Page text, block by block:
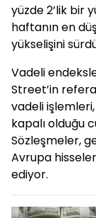
yüzde 2’lik bir
haftanın en
yükselişini
Vadeli
Street’in
vadeli
kapalı olduğu
Sözleşmeler,
Avrupa
ediyor.